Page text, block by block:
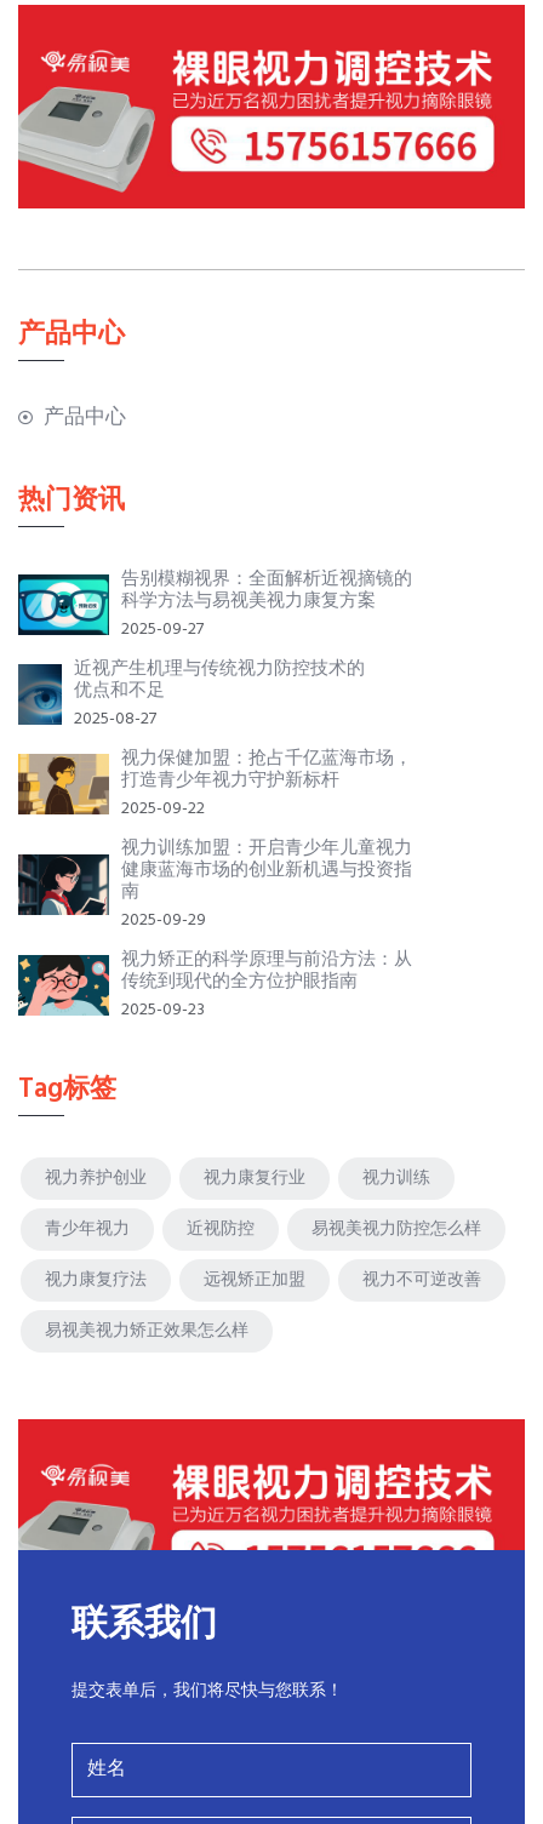
产品中心
产品中心
热门资讯
告别模糊视界：全面解析近视摘镜的
科学方法与易视美视力康复方案
2025-09-27
近视产生机理与传统视力防控技术的
优点和不足
2025-08-27
视力保健加盟：抢占千亿蓝海市场，
打造青少年视力守护新标杆
2025-09-22
视力训练加盟：开启青少年儿童视力
健康蓝海市场的创业新机遇与投资指
南
2025-09-29
视力矫正的科学原理与前沿方法：从
传统到现代的全方位护眼指南
2025-09-23
Tag标签
视力养护创业 视力康复行业
视力训练
青少年视力
近视防控
易视美视力防控怎么样
视力康复疗法
远视矫正加盟
视力不可逆改善
易视美视力矫正效果怎么样
联系我们
提交表单后，我们将尽快与您联系！